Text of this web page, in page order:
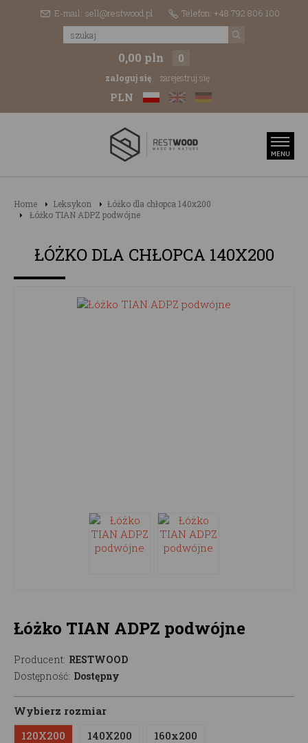
E-mail: sell@restwood.pl Telefon: +48 792 806 100
0,00 pln 0
zaloguj się zarejestruj się
PLN
Home Leksykon
Łóżko dla chłopca 140x200
Łóżko TIAN ADPZ podwójne
ŁÓŻKO DLA CHŁOPCA 140X200
Łóżko TIAN ADPZ podwójne
Producent: RESTWOOD
Dostępność: Dostępny
Wybierz rozmiar
120X200
140X200 160x200